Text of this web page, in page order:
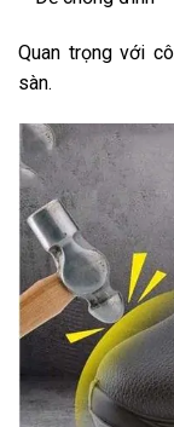
Quan trọng với
sàn.